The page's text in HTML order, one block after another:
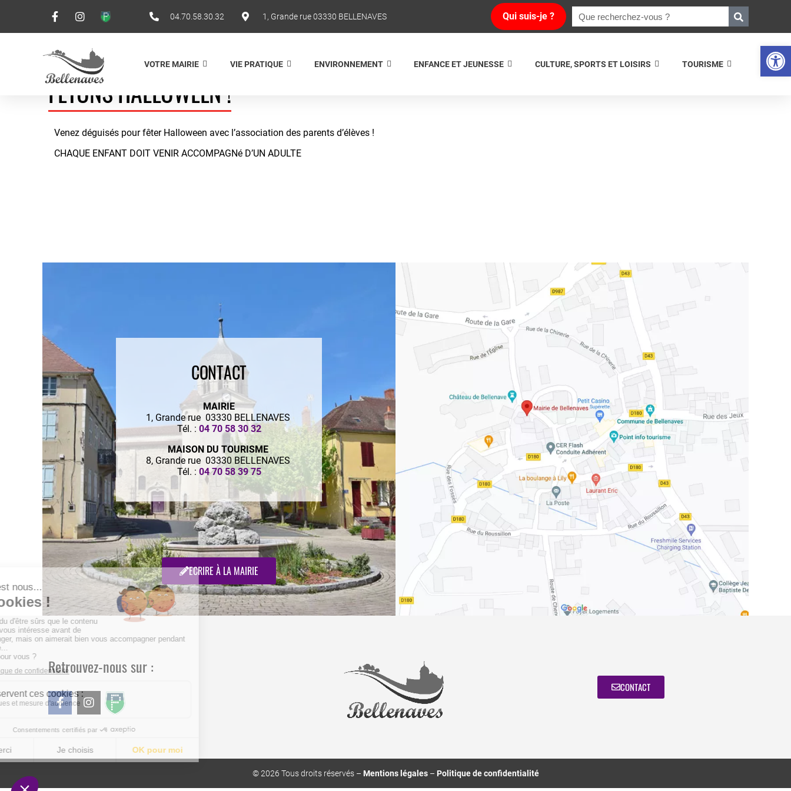
Ouvrir
04.70.58.30.32 1, Grande rue 03330 BELLENAVES Qui suis-je ?
VOTRE MAIRIE VIE PRATIQUE ENVIRONNEMENT ENFANCE ET JEUNESSE CULTURE, SPORTS ET LOISIRS TOURISME
FÊTONS HALLOWEEN !
Venez déguisés pour fêter Halloween avec l’association des parents d’élèves !
CHAQUE ENFANT DOIT VENIR ACCOMPAGNé D’UN ADULTE
CONTACT
MAIRIE
1, Grande rue 03330 BELLENAVES
Tél. : 04 70 58 30 32
MAISON DU TOURISME
8, Grande rue 03330 BELLENAVES
Tél. : 04 70 58 39 75
ECRIRE À LA MAIRIE
Retrouvez-nous sur :
CONTACT
© 2026 Tous droits réservés​ – Mentions légales– Politique de confidentialité